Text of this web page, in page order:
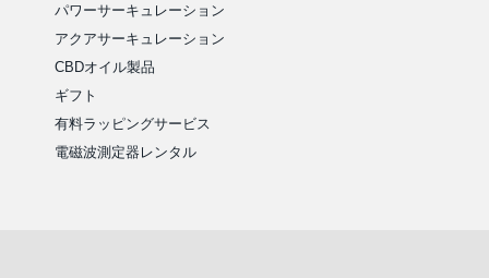
パワーサーキュレーション
アクアサーキュレーション
CBDオイル製品
ギフト
有料ラッピングサービス
電磁波測定器レンタル